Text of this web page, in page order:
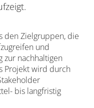
den Zielgruppen, die
und
zur nachhaltigen
Projekt wird durch
bis langfristig